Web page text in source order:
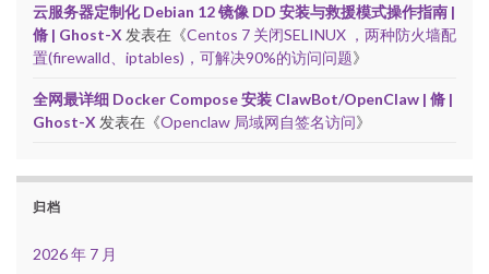
云服务器定制化 Debian 12 镜像 DD 安装与救援模式操作指南 |
脩 | Ghost-X 发表在《Centos 7 关闭SELINUX ，两种防火墙配
置(firewalld、iptables)，可解决90%的访问问题》
全网最详细 Docker Compose 安装 ClawBot/OpenClaw | 脩 |
Ghost-X 发表在《Openclaw 局域网自签名访问》
归档
2026 年 7 月